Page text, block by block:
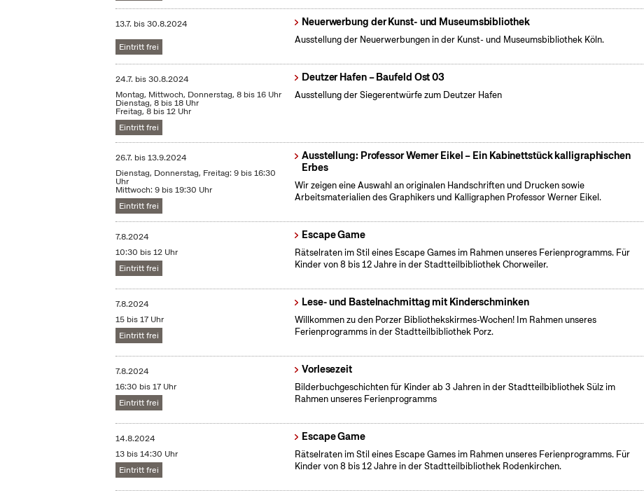
13.7. bis30.8.2024
Eintritt frei
Neuerwerbung der Kunst- und Museumsbibliothek
Ausstellung der Neuerwerbungen in der Kunst- und Museumsbibliothek Köln.
24.7. bis30.8.2024
Montag, Mittwoch, Donnerstag, 8 bis 16 Uhr
Dienstag, 8 bis 18 Uhr
Freitag, 8 bis 12 Uhr
Eintritt frei
Deutzer Hafen – Baufeld Ost 03
Ausstellung der Siegerentwürfe zum Deutzer Hafen
26.7. bis13.9.2024
Dienstag, Donnerstag, Freitag: 9 bis 16:30
Uhr
Mittwoch: 9 bis 19:30 Uhr
Eintritt frei
Ausstellung: Professor Werner Eikel – Ein Kabinettstück kalligraphischen
Erbes
Wir zeigen eine Auswahl an originalen Handschriften und Drucken sowie
Arbeitsmaterialien des Graphikers und Kalligraphen Professor Werner Eikel.
7.8.2024
10:30 bis 12 Uhr
Eintritt frei
Escape Game
Rätselraten im Stil eines Escape Games im Rahmen unseres Ferienprogramms. Für
Kinder von 8 bis 12 Jahre in der Stadtteilbibliothek Chorweiler.
7.8.2024
15 bis 17 Uhr
Eintritt frei
Lese- und Bastelnachmittag mit Kinderschminken
Willkommen zu den Porzer Bibliothekskirmes-Wochen! Im Rahmen unseres
Ferienprogramms in der Stadtteilbibliothek Porz.
7.8.2024
16:30 bis 17 Uhr
Eintritt frei
Vorlesezeit
Bilderbuchgeschichten für Kinder ab 3 Jahren in der Stadtteilbibliothek Sülz im
Rahmen unseres Ferienprogramms
14.8.2024
13 bis 14:30 Uhr
Eintritt frei
Escape Game
Rätselraten im Stil eines Escape Games im Rahmen unseres Ferienprogramms. Für
Kinder von 8 bis 12 Jahre in der Stadtteilbibliothek Rodenkirchen.